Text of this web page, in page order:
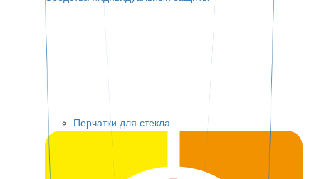
Перчатки для стекла